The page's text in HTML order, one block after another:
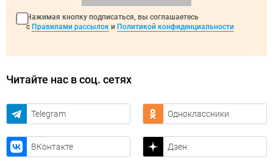
Нажимая кнопку подписаться, вы соглашаетесь
с Правилами рассылок и Политикой конфиденциальности
Читайте нас в соц. сетях
Telegram Одноклассники
ВКонтакте Дзен